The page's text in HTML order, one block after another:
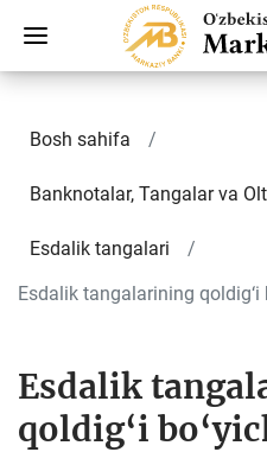
Bosh sahifa
Banknotalar, Tangalar va
Esdalik tangalari
Esdalik tangalarining qoldig‘i
Esdalik
qoldig‘i